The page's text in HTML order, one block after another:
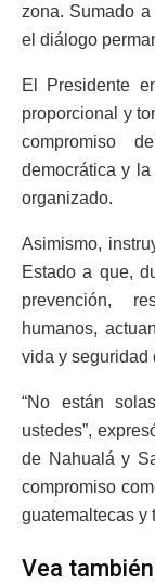
zona. Sumado
el diálogo
El Presidente
proporcional y
compromiso
democrática y
organizado.
Asimismo,
Estado a que,
prevención,
humanos,
vida y seguridad
“No están
ustedes”,
de Nahualá y
compromiso
guatemaltecas y
Vea